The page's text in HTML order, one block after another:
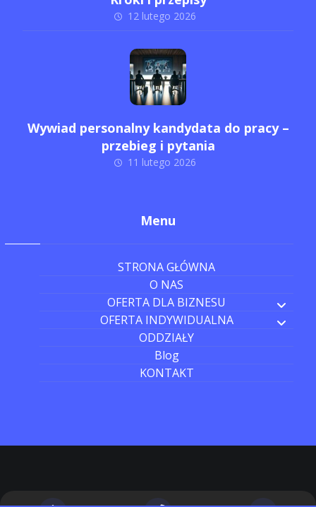
12 lutego 2026
Wywiad personalny kandydata do pracy –
przebieg i pytania
11 lutego 2026
Menu
STRONA GŁÓWNA
O NAS
OFERTA DLA BIZNESU
OFERTA INDYWIDUALNA
ODDZIAŁY
Blog
KONTAKT